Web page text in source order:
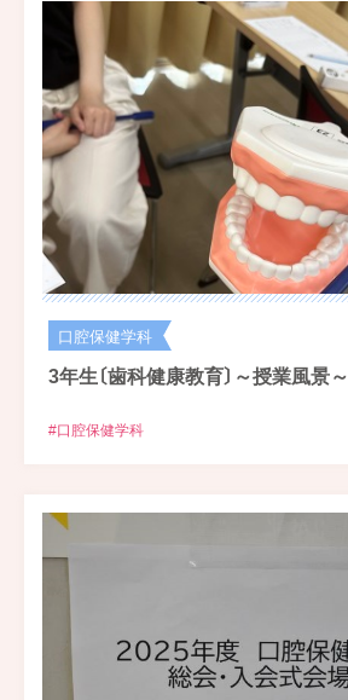
口腔保健学科
3年生〔歯科健康教育〕～授業風景～
#口腔保健学科